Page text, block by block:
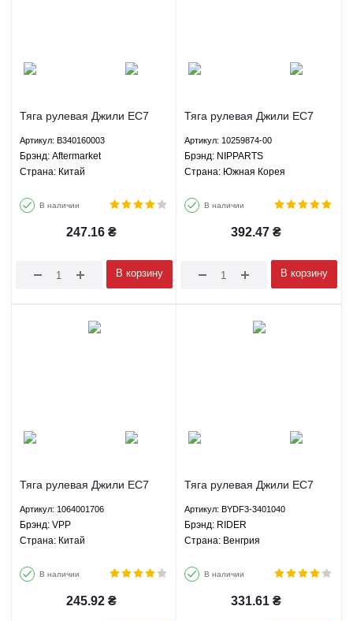
Тяга рулевая Джили ЕС7
Лифан 620 Солано -
B340160003 Aftermarket
Артикул: B340160003
Брэнд: Aftermarket
Страна: Китай
В наличии
247.16 ₴
В корзину
Тяга рулевая Джили ЕС7
Лифан 620 Солано -
10259874-00 NIPPARTS
Артикул: 10259874-00
Брэнд: NIPPARTS
Страна: Южная Корея
В наличии
392.47 ₴
В корзину
Тяга рулевая Джили ЕС7
Лифан 620 Солано -
1064001706 VPP
Артикул: 1064001706
Брэнд: VPP
Страна: Китай
В наличии
245.92 ₴
Тяга рулевая Джили ЕС7
Лифан 620 Солано -
BYDF3-3401040 RIDER
Артикул: BYDF3-3401040
Брэнд: RIDER
Страна: Венгрия
В наличии
331.61 ₴